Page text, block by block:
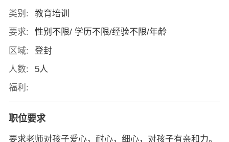
类别:
教育培训
要求:
性别不限/ 学历不限/经验不限/年龄
区域:
登封
人数:
5人
福利:
职位要求
要求老师对孩子爱心，耐心，细心，对孩子有亲和力。